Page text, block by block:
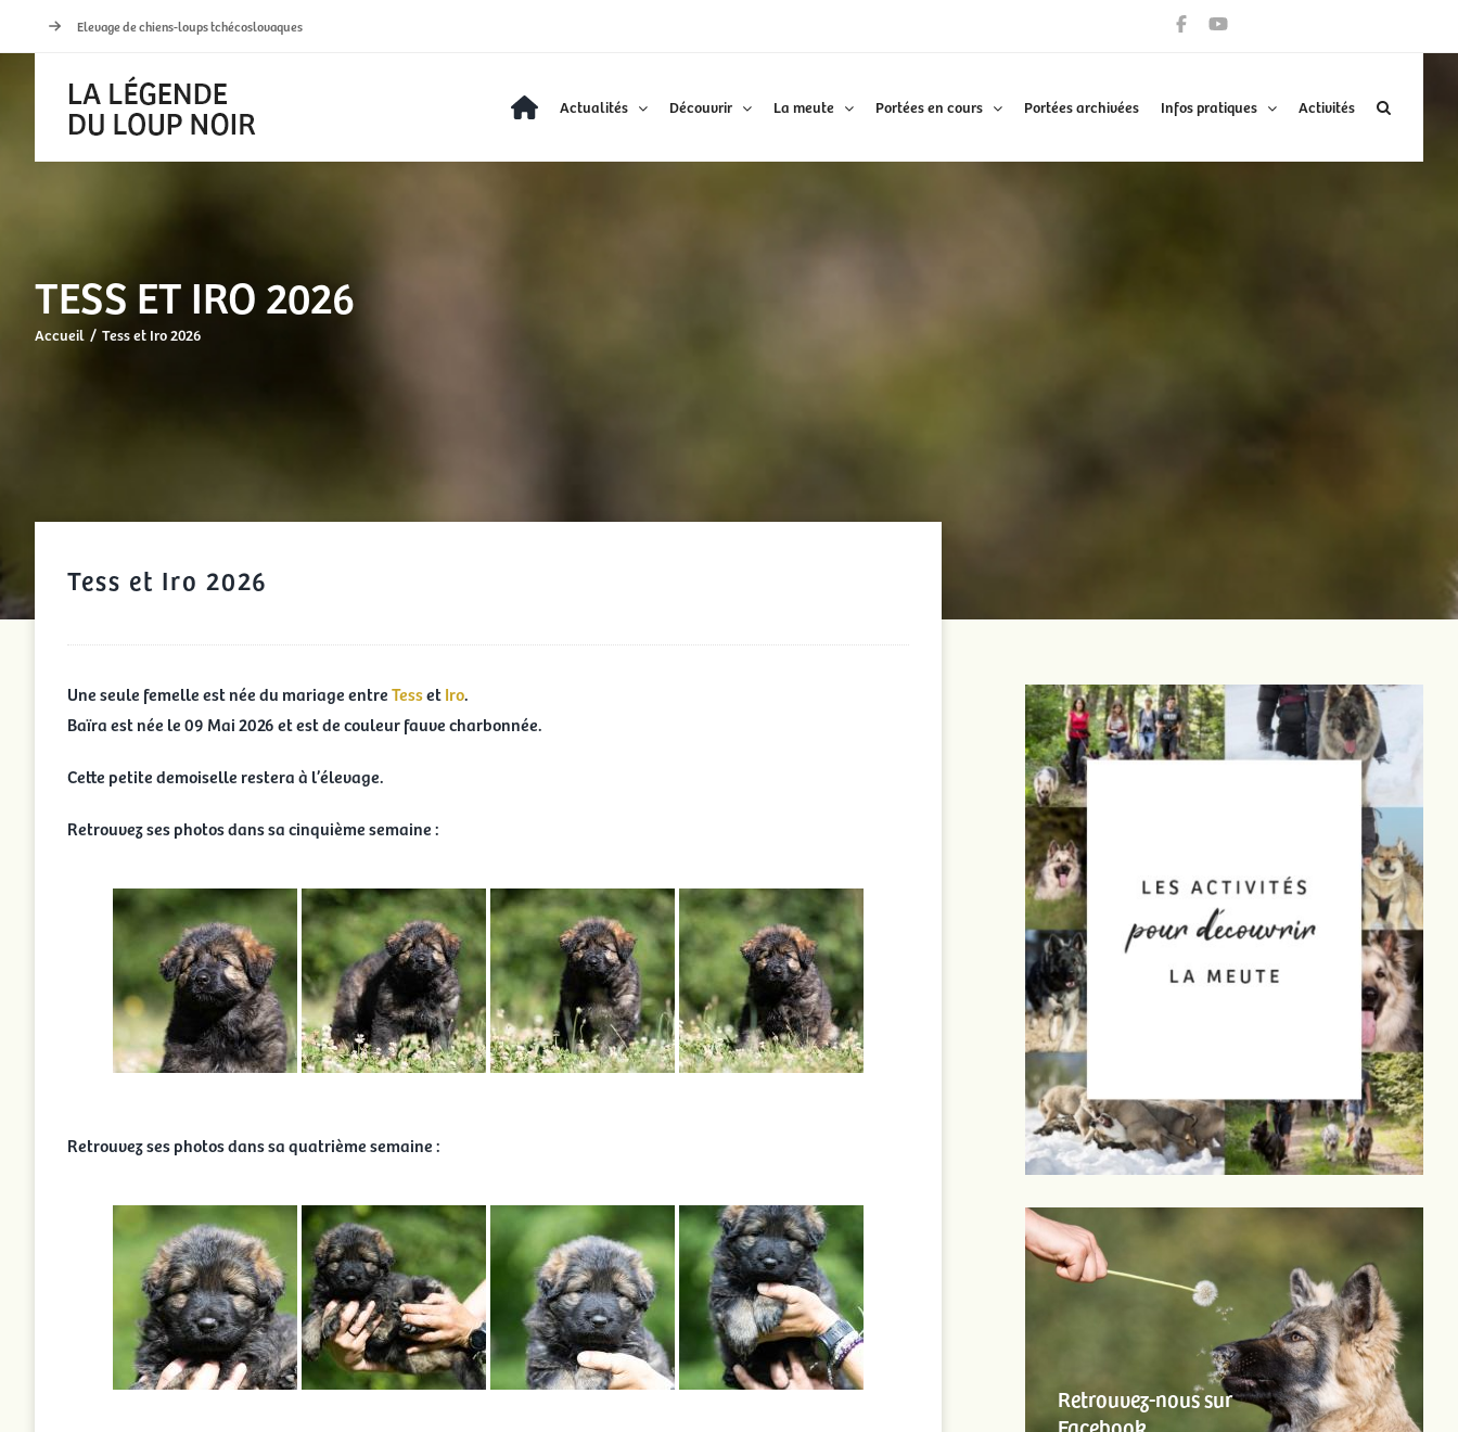
Elevage de chiens-loups tchécoslovaques
Actualités Découvrir La meute Portées en cours Portées archivées Infos pratiques Activités
TESS ET IRO 2026
Accueil Tess et Iro 2026
Tess et Iro 2026
Une seule femelle est née du mariage entreTessetIro.
Baïra est née le 09 Mai 2026 et est de couleur fauve charbonnée.
Cette petite demoiselle restera à l’élevage.
Retrouvez ses photos dans sa cinquième semaine :
Retrouvez ses photos dans sa quatrième semaine :
Retrouvez-nous sur